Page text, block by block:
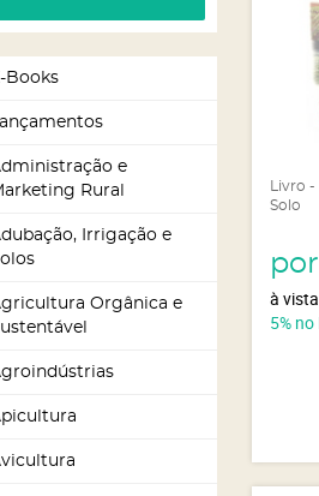
Books
e
Rural
Irrigação e
Orgânica e
Livro
Solo
por
à vista
5% no